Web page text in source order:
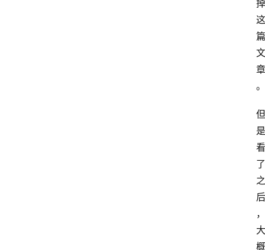
掉
这
篇
文
章
。
但
是
看
了
之
后
，
大
概